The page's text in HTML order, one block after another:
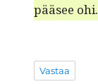
pääsee ohi.
Vastaa